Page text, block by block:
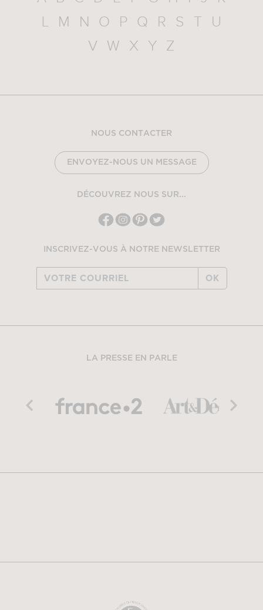
L
M N O P Q R S T
U
V
W X Y Z
NOUS CONTACTER
ENVOYEZ-NOUS UN MESSAGE
DÉCOUVREZ NOUS SUR...
INSCRIVEZ-VOUS À NOTRE NEWSLETTER
OK
LA PRESSE EN PARLE